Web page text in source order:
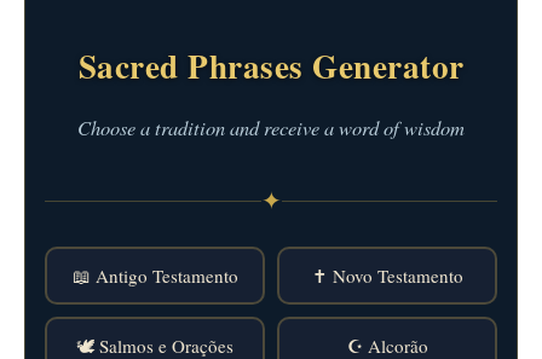
Sacred Phrases Generator
Choose a tradition and receive a word of wisdom
✦
📖 Antigo Testamento ✝️ Novo Testamento
🕊️ Salmos e Orações ☪️ Alcorão